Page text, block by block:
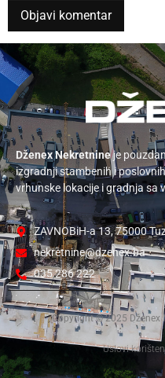
Dženex Nekretnineje
izgradnji stambenih i
vrhunske lokacije i gradnja sa
ZAVNOBiH-a 13, 75000
nekretnine@dzenex.ba
035 286 222
Copyright © 2025 Dženex
Uslovi